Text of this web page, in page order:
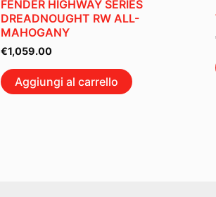
FENDER HIGHWAY SERIES
DREADNOUGHT RW ALL-
MAHOGANY
€1,059.00
Aggiungi al carrello